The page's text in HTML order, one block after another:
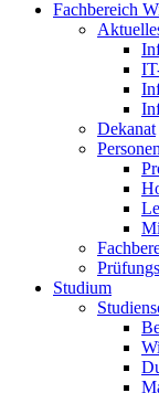
Fachbereich
Dekanat
Personen
Studium